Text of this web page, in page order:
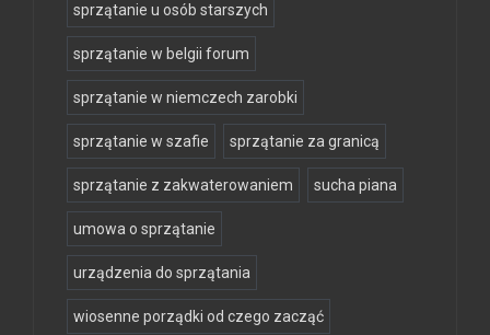
sprzątanie u osób starszych
sprzątanie w belgii forum
sprzątanie w niemczech zarobki
sprzątanie w szafie sprzątanie za granicą
sprzątanie z zakwaterowaniem sucha piana
umowa o sprzątanie
urządzenia do sprzątania
wiosenne porządki od czego zacząć